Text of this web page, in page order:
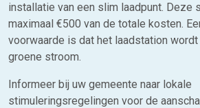
installatie van een slim laadpunt. Deze
maximaal €500 van de totale kosten.
voorwaarde is dat het laadstation
groene stroom.
Informeer bij uw gemeente naar lokale
stimuleringsregelingen voor de